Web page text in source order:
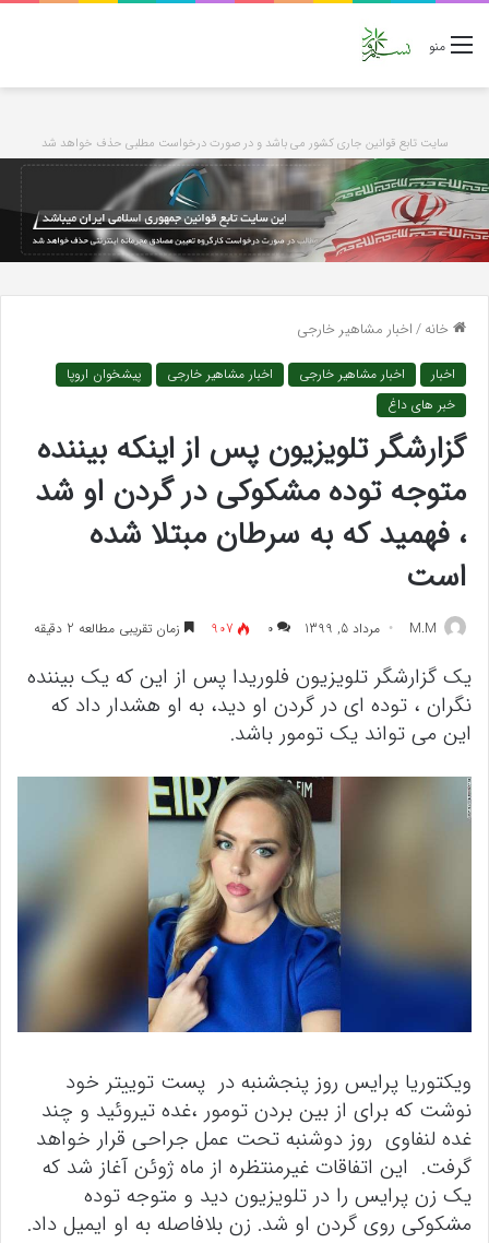
منو
سایت تابع قوانین جاری کشور می باشد و در صورت درخواست مطلبی حذف خواهد شد
خانه/اخبار مشاهیر خارجی
اخبار اخبار مشاهیر خارجی اخبار مشاهیر خارجی
پیشخوان اروپا
خبر های داغ
گزارشگر تلویزیون پس از اینکه بیننده
متوجه توده مشکوکی در گردن او شد
، فهمید که به سرطان مبتلا شده
است
M.M مرداد 5, 1399 ۰ 907 زمان تقریبی مطالعه 2 دقیقه
یک گزارشگر تلویزیون فلوریدا پس از این که یک بیننده
نگران ، توده ای در گردن او دید، به او هشدار داد که
این می تواند یک تومور باشد.
ویکتوریا پرایس روز پنجشنبه در پست توییتر خود
نوشت که برای از بین بردن تومور ،غده تیروئید و چند
غده لنفاوی روز دوشنبه تحت عمل جراحی قرار خواهد
گرفت. این اتفاقات غیرمنتظره از ماه ژوئن آغاز شد که
یک زن پرایس را در تلویزیون دید و متوجه توده
مشکوکی روی گردن او شد. زن بلافاصله به او ایمیل داد.